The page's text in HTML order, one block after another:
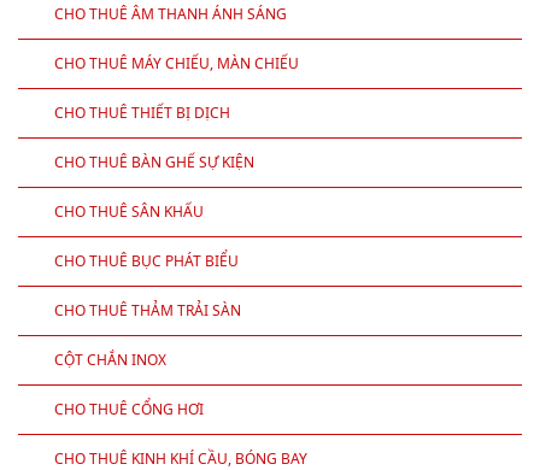
CHO THUÊ ÂM THANH ÁNH SÁNG
CHO THUÊ MÁY CHIẾU, MÀN CHIẾU
CHO THUÊ THIẾT BỊ DỊCH
CHO THUÊ BÀN GHẾ SỰ KIỆN
CHO THUÊ SÂN KHẤU
CHO THUÊ BỤC PHÁT BIỂU
CHO THUÊ THẢM TRẢI SÀN
CỘT CHẮN INOX
CHO THUÊ CỔNG HƠI
CHO THUÊ KINH KHÍ CẦU, BÓNG BAY